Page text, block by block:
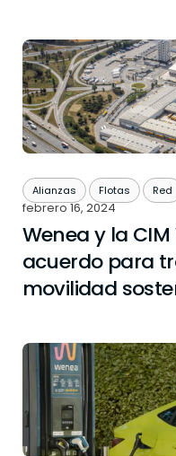
Alianzas Flotas Red
febrero 16, 2024
Wenea y la
acuerdo para
movilidad